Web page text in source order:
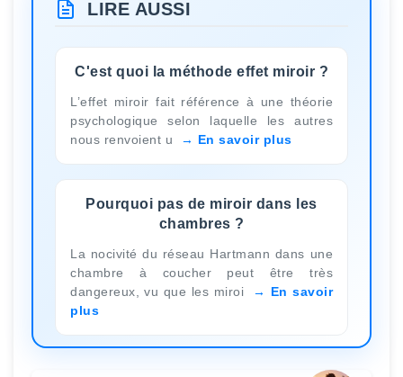
LIRE AUSSI
C'est quoi la méthode effet miroir ?
L’effet miroir fait référence à une théorie
psychologique selon laquelle les autres
nous renvoient u
En savoir plus
Pourquoi pas de miroir dans les
chambres ?
La nocivité du réseau Hartmann dans une
chambre à coucher peut être très
dangereux, vu que les miroi
En savoir
plus